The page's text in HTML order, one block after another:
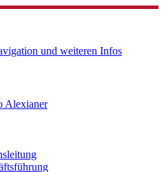
und weiteren Infos